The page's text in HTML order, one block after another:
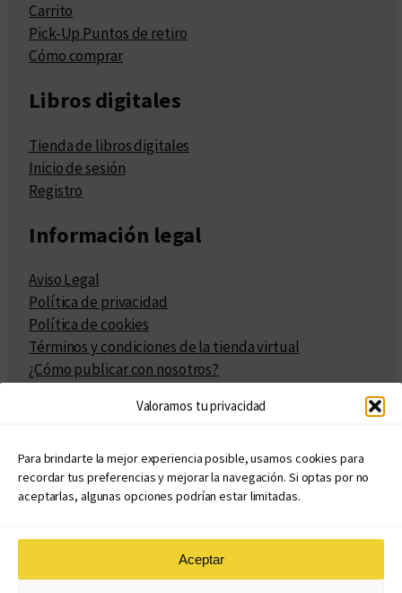
Valoramos tu privacidad
Para brindarte la mejor experiencia posible, usamos cookies para
recordar tus preferencias y mejorar la navegación. Si optas por no
aceptarlas, algunas opciones podrían estar limitadas.
Aceptar
Carrito
Pick-Up Puntos de retiro
Cómo comprar
Libros digitales
Tienda de libros digitales
Inicio de sesión
Registro
Información legal
Aviso Legal
Política de privacidad
Política de cookies
Términos y condiciones de la tienda virtual
¿Cómo publicar con nosotros?
Políticas de publicación
Políticas de coedición
Atribuciones